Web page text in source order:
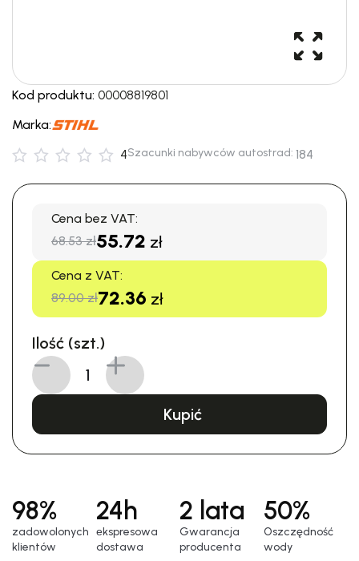
Kod produktu: 00008819801
Marka:
4Szacunki nabywców autostrad: 184
Cena bez VAT:
68.53 zł55.72 zł
Cena z VAT:
89.00 zł72.36 zł
Ilość (szt.)
Kupić
98%
zadowolonych
klientów
24h
еkspresowa
dostawa
2 lata
Gwarancja
producenta
50%
Oszczędność
wody